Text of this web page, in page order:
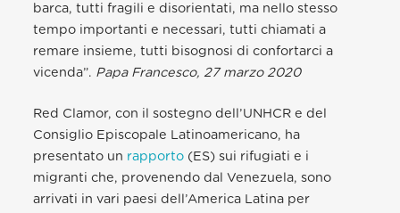
barca, tutti fragili e disorientati, ma nello stesso
tempo importanti e necessari, tutti chiamati a
remare insieme, tutti bisognosi di confortarci a
vicenda”. Papa Francesco, 27 marzo 2020
Red Clamor, con il sostegno dell’UNHCR e del
Consiglio Episcopale Latinoamericano, ha
presentato un rapporto (ES) sui rifugiati e i
migranti che, provenendo dal Venezuela, sono
arrivati in vari paesi dell’America Latina per